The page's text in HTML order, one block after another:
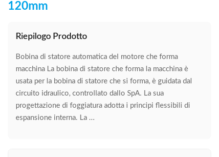
120mm
Riepilogo Prodotto
Bobina di statore automatica del motore che forma
macchina La bobina di statore che forma la macchina è
usata per la bobina di statore che si forma, è guidata dal
circuito idraulico, controllato dallo SpA. La sua
progettazione di foggiatura adotta i principi flessibili di
espansione interna. La ...